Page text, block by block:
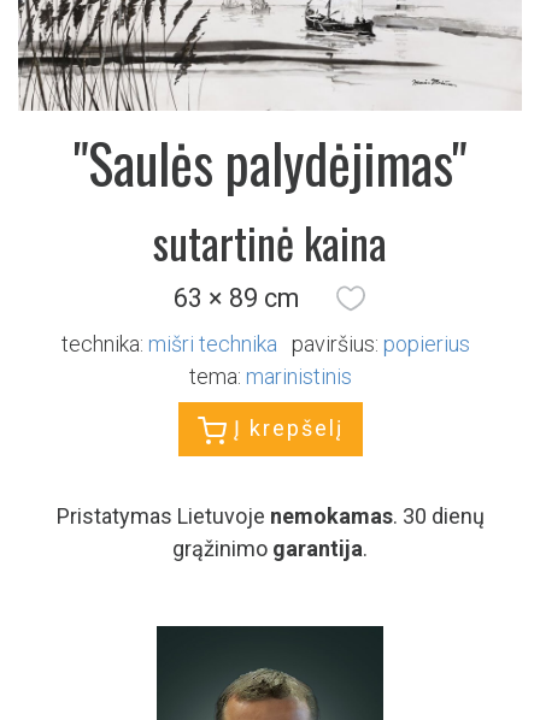
"Saulės palydėjimas"
sutartinė kaina
63 × 89 cm
technika: mišri technika paviršius: popierius
tema: marinistinis
Į krepšelį
Pristatymas Lietuvoje nemokamas. 30 dienų
grąžinimo garantija.